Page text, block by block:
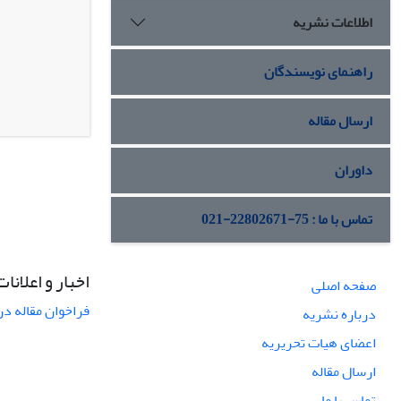
اطلاعات نشریه
راهنمای نویسندگان
ارسال مقاله
داوران
تماس با ما : 75-22802671-021
صفحه اصلی
درباره نشریه
اعضای هیات تحریریه
ارسال مقاله
اخبار و
فراخوان مقاله